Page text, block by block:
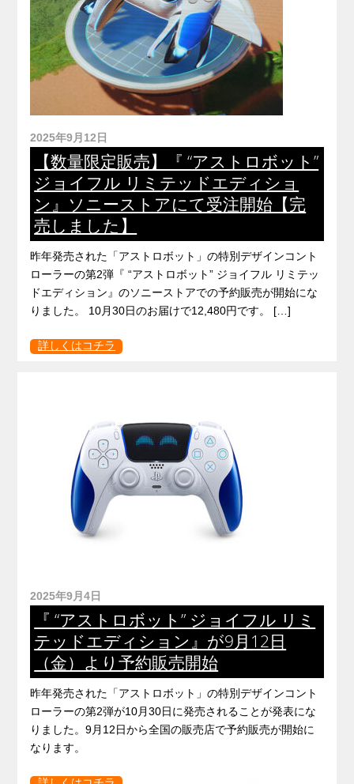
2025年9月12日
【数量限定販売】『 “アストロボット”
ジョイフル リミテッドエディショ
ン』ソニーストアにて受注開始【完
売しました】
昨年発売された「アストロボット」の特別デザインコント
ローラーの第2弾『 “アストロボット” ジョイフル リミテッ
ドエディション』のソニーストアでの予約販売が開始にな
りました。 10月30日のお届けで12,480円です。 […]
詳しくはコチラ
2025年9月4日
『 “アストロボット” ジョイフル リミ
テッドエディション』が9月12日
（金）より予約販売開始
昨年発売された「アストロボット」の特別デザインコント
ローラーの第2弾が10月30日に発売されることが発表にな
りました。9月12日から全国の販売店で予約販売が開始に
なります。